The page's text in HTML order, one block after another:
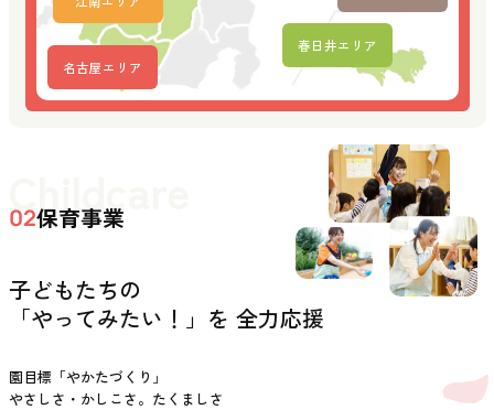
名古屋エリア
春日井エリア
Childcare
02保育事業
子どもたちの
「やってみたい！」を 全力応援
園目標「やかたづくり」
やさしさ・かしこさ。たくましさ